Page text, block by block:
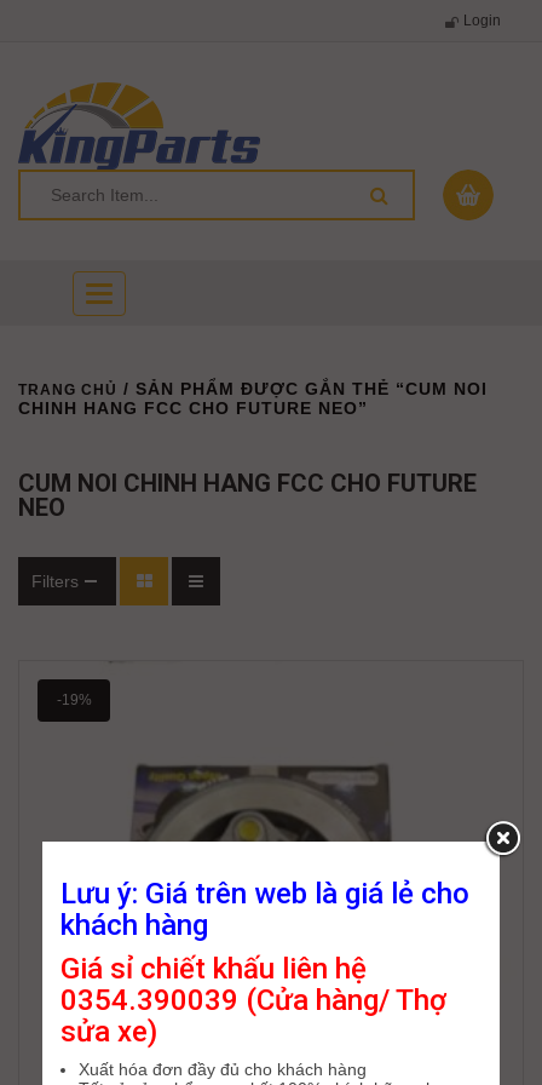
Login
Toggle
navigation
TRANG CHỦ / SẢN PHẨM ĐƯỢC GẮN THẺ “CUM NOI
CHINH HANG FCC CHO FUTURE NEO”
CUM NOI CHINH HANG FCC CHO FUTURE
NEO
Filters
-19%
Lưu ý: Giá trên web là giá lẻ cho
khách hàng
Giá sỉ chiết khấu liên hệ
0354.390039 (Cửa hàng/ Thợ
sửa xe)
Xuất hóa đơn đầy đủ cho khách hàng